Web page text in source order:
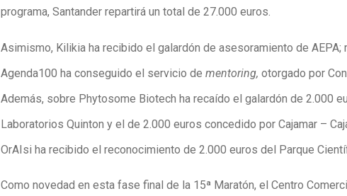
programa, Santander repartirá un total de 27.000 euros.
Asimismo, Kilikia ha recibido el galardón de asesoramiento de AEPA;
Agenda100 ha conseguido el servicio de mentoring, otorgado por
Además, sobre Phytosome Biotech ha recaído el galardón de 2.000
Laboratorios Quinton y el de 2.000 euros concedido por Cajamar –
OrAIsi ha recibido el reconocimiento de 2.000 euros del Parque
Como novedad en esta fase final de la 15ª Maratón, el Centro